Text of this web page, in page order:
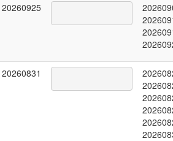
20260925
20260831